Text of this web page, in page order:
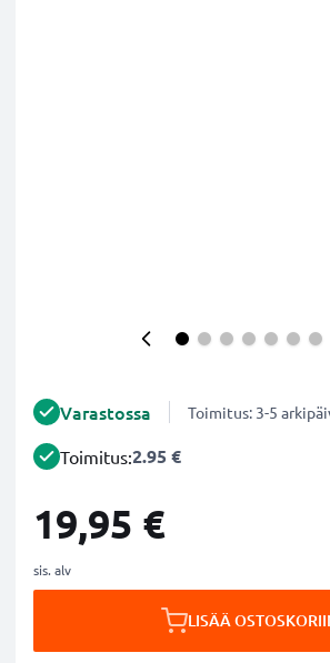
Varastossa Toimitus: 3-5
Toimitus:2.95 €
19,95 €
sis. alv
LISÄÄ